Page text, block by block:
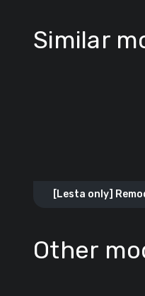
Similar
[Lesta only]
Other